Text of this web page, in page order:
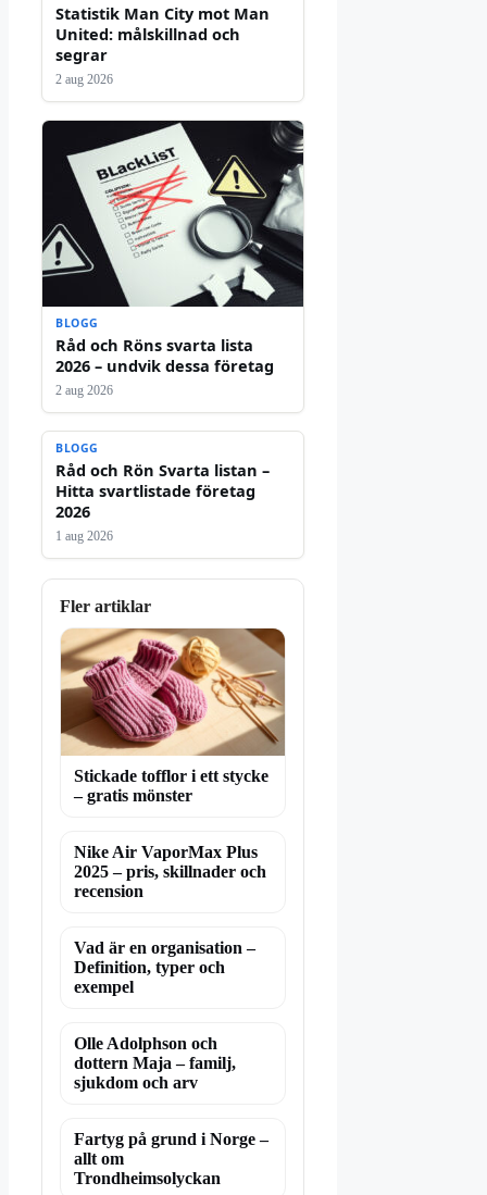
Statistik Man City mot Man
United: målskillnad och
segrar
2 aug 2026
BLOGG
Råd och Röns svarta lista
2026 – undvik dessa företag
2 aug 2026
BLOGG
Råd och Rön Svarta listan –
Hitta svartlistade företag
2026
1 aug 2026
Fler artiklar
Stickade tofflor i ett stycke
– gratis mönster
Nike Air VaporMax Plus
2025 – pris, skillnader och
recension
Vad är en organisation –
Definition, typer och
exempel
Olle Adolphson och
dottern Maja – familj,
sjukdom och arv
Fartyg på grund i Norge –
allt om
Trondheimsolyckan